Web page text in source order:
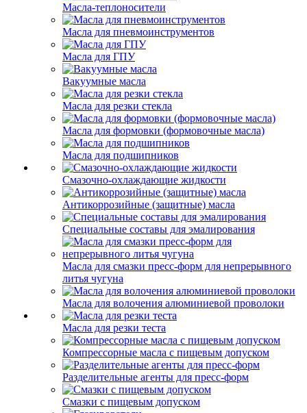
Масла-теплоносители
Масла для пневмоинструментов
Масла для ГПУ
Вакуумные масла
Масла для резки стекла
Масла для формовки (формовочные масла)
Масла для подшипников
Смазочно-охлаждающие жидкости
Антикоррозийные (защитные) масла
Специальные составы для эмалирования
Масла для смазки пресс-форм для непрерывного
литья чугуна
Масла для волочения алюминиевой проволоки
Масла для резки теста
Компрессорные масла с пищевым допуском
Разделительные агенты для пресс-форм
Смазки с пищевым допуском